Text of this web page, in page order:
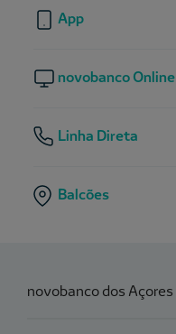
App
novobanco Online
Linha Direta
Balcões
novobanco dos Açores